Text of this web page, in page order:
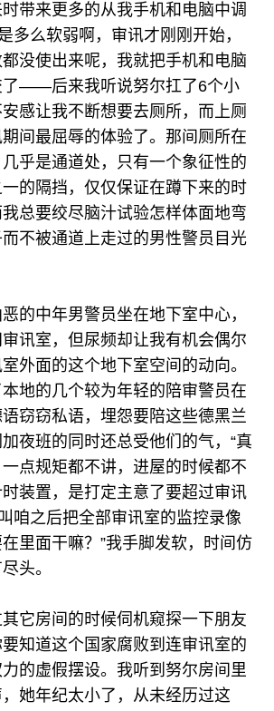
带来更多的从我手机和电脑中调
多么软弱啊，审讯才刚刚开始，
没使出来呢，我就把手机和电脑
了——后来我听说努尔扛了6个小
感让我不断想要去厕所，而上厕
间最屈辱的体验了。那间厕所在
乎是通道处，只有一个象征性的
的隔挡，仅仅保证在蹲下来的时
总要绞尽脑汁试验怎样体面地弯
不被通道上走过的男性警员目光
的中年男警员坐在地下室中心，
讯室，但尿频却让我有机会偶尔
外面的这个地下室空间的动向。
地的几个较为年轻的陪审警员在
窃窃私语，埋怨要陪这些德黑兰
夜班的 同时还总受他们的气，“真
点规矩都不讲，进屋的时候都不
装置，是打定主意了要超过审讯
咱之后把全部审讯室的监控录像
里面干嘛？”我手脚发软，时间仿
头。
它房间的时候伺机窥探一下朋友
知道这个国家腐败到连审讯室的
的虚假摆设。我听到努尔房间里
她年纪太小了，从未经历过这